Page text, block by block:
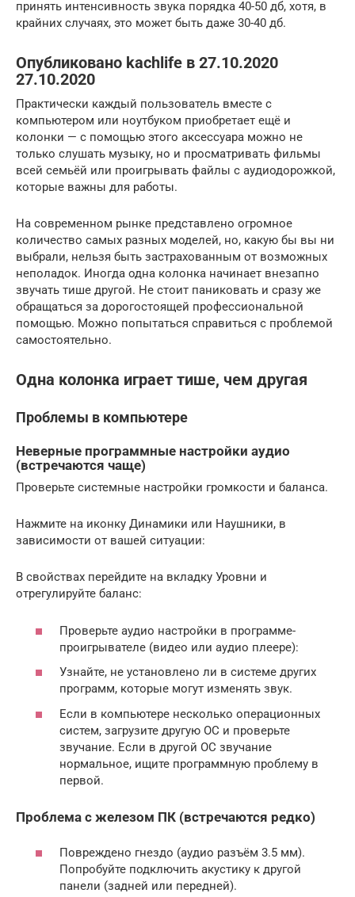
принять интенсивность звука порядка 40-50 дб, хотя, в
крайних случаях, это может быть даже 30-40 дб.
Опубликовано kachlife в 27.10.2020
27.10.2020
Практически каждый пользователь вместе с
компьютером или ноутбуком приобретает ещё и
колонки — с помощью этого аксессуара можно не
только слушать музыку, но и просматривать фильмы
всей семьёй или проигрывать файлы с аудиодорожкой,
которые важны для работы.
На современном рынке представлено огромное
количество самых разных моделей, но, какую бы вы ни
выбрали, нельзя быть застрахованным от возможных
неполадок. Иногда одна колонка начинает внезапно
звучать тише другой. Не стоит паниковать и сразу же
обращаться за дорогостоящей профессиональной
помощью. Можно попытаться справиться с проблемой
самостоятельно.
Одна колонка играет тише, чем другая
Проблемы в компьютере
Неверные программные настройки аудио
(встречаются чаще)
Проверьте системные настройки громкости и баланса.
Нажмите на иконку Динамики или Наушники, в
зависимости от вашей ситуации:
В свойствах перейдите на вкладку Уровни и
отрегулируйте баланс:
Проверьте аудио настройки в программе-
проигрывателе (видео или аудио плеере):
Узнайте, не установлено ли в системе других
программ, которые могут изменять звук.
Если в компьютере несколько операционных
систем, загрузите другую ОС и проверьте
звучание. Если в другой ОС звучание
нормальное, ищите программную проблему в
первой.
Проблема с железом ПК (встречаются редко)
Повреждено гнездо (аудио разъём 3.5 мм).
Попробуйте подключить акустику к другой
панели (задней или передней).